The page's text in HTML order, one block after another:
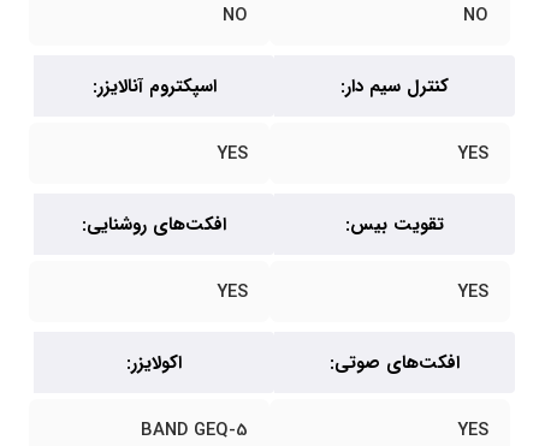
NO
NO
کنترل سیم دار:
YES
اسپکتروم آنالایزر:
YES
تقویت بیس:
YES
افکت‌های روشنایی:
YES
افکت‌های صوتی:
YES
اکولایزر:
5-BAND GEQ